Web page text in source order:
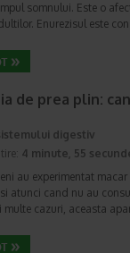
somnului. Este o
Enurezisul este
de prea plin:
digestiv
4 minute, 55
au experimentat
atunci cand nu au
multe cazuri, aceasta